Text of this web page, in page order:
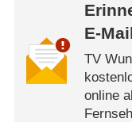
E-
TV
online